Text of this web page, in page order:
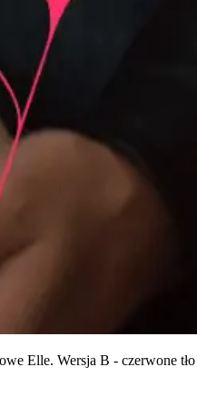
Elle. Wersja B - czerwone